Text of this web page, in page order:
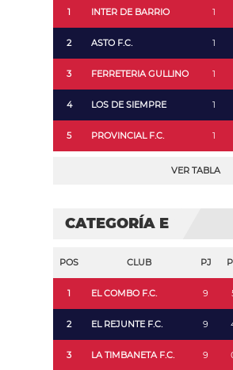
1 INTER DE BARRIO 1
2 ASTO F.C. 1
3 FERRETERIA GULLINO 1
4 LOS DE SIEMPRE 1
5 PROVINCIAL F.C. 1
VER TABLA
CATEGORÍA E
POS CLUB PJ
1 EL COMBO F.C. 9
2 EL REJUNTE F.C. 9
3 LA TIMBANETA F.C. 9